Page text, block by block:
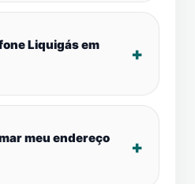
Liquigás em
meu endereço